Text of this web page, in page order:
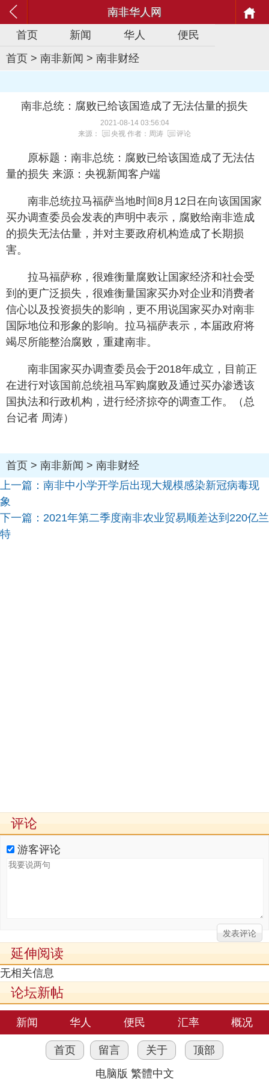
南非华人网
首页
新闻 华人
便民
首页 > 南非新闻 > 南非财经
南非总统：腐败已给该国造成了无法估量的损失
2021-08-14 03:56:04
来源：
央视 作者：周涛 评论
原标题：南非总统：腐败已给该国造成了无法估
量的损失 来源：央视新闻客户端
南非总统拉马福萨当地时间8月12日在向该国国家
买办调查委员会发表的声明中表示，腐败给南非造成
的损失无法估量，并对主要政府机构造成了长期损
害。
拉马福萨称，很难衡量腐败让国家经济和社会受
到的更广泛损失，很难衡量国家买办对企业和消费者
信心以及投资损失的影响，更不用说国家买办对南非
国际地位和形象的影响。拉马福萨表示，本届政府将
竭尽所能整治腐败，重建南非。
南非国家买办调查委员会于2018年成立，目前正
在进行对该国前总统祖马军购腐败及通过买办渗透该
国执法和行政机构，进行经济掠夺的调查工作。（总
台记者 周涛）
首页 > 南非新闻 > 南非财经
上一篇： 南非中小学开学后出现大规模感染新冠病毒现
象
下一篇： 2021年第二季度南非农业贸易顺差达到220亿兰
特
评论
游客评论
延伸阅读
无相关信息
论坛新帖
新闻 华人 便民 汇率 概况
首页 留言 关于
顶部
电脑版 繁體中文